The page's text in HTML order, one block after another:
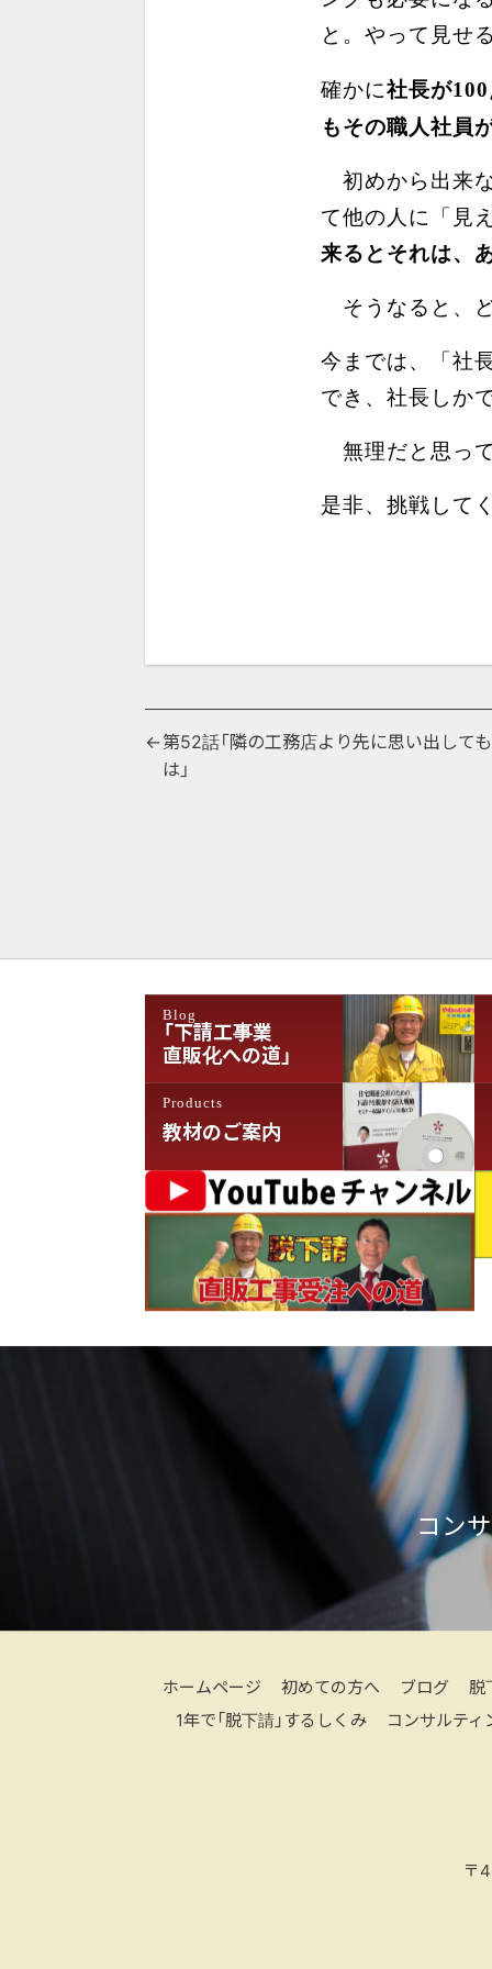
と。やって見せ
確かに社長が100
もその職人社員
初めから出来
て他の人に「見
来るとそれは、
そうなると、
今までは、「社
でき、社長しか
無理だと思っ
是非、挑戦して
投
稿
シ
ョ
ン
第52話「隣の工務店より先に思い出して
は」
Blog
「下請工事業
直販化への道」
Products
教材のご案内
コン
ホームページ 初めての方へ ブログ
脱
1年で「脱下請」するしくみ
コンサルテ
〒